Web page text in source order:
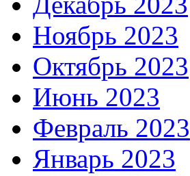
Ноябрь 2023
Октябрь 2023
Июнь 2023
Февраль 2023
Январь 2023